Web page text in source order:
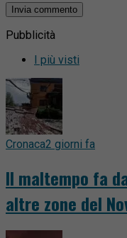
Pubblicità
I più visti
Cronaca2 giorni fa
Il maltempo fa
altre zone del